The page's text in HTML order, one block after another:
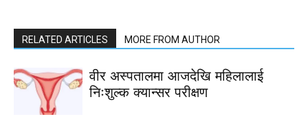
RELATED ARTICLES MORE FROM AUTHOR
वीर अस्पतालमा आजदेखि महिलालाई
निःशुल्क क्यान्सर परीक्षण